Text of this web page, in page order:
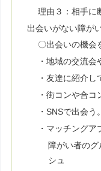
理由３：相手に
出会いがない障が
〇出会いの機会
・地域の交流会
・友達に紹介し
・街コンや合コ
・SNSで出会う。
・マッチングア
障がい者の
シュ